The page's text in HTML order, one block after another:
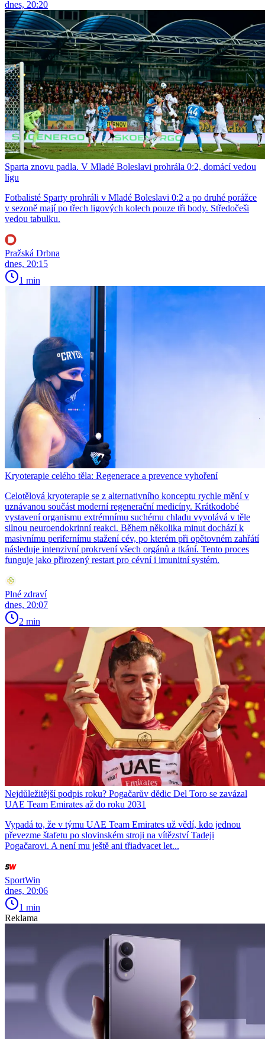
dnes, 20:20
Sparta znovu padla. V Mladé Boleslavi prohrála 0:2, domácí vedou
ligu
Fotbalisté Sparty prohráli v Mladé Boleslavi 0:2 a po druhé porážce
v sezoně mají po třech ligových kolech pouze tři body. Středočeši
vedou tabulku.
Pražská Drbna
dnes, 20:15
1 min
Kryoterapie celého těla: Regenerace a prevence vyhoření
Celotělová kryoterapie se z alternativního konceptu rychle mění v
uznávanou součást moderní regenerační medicíny. Krátkodobé
vystavení organismu extrémnímu suchému chladu vyvolává v těle
silnou neuroendokrinní reakci. Během několika minut dochází k
masivnímu perifernímu stažení cév, po kterém při opětovném zahřátí
následuje intenzivní prokrvení všech orgánů a tkání. Tento proces
funguje jako přirozený restart pro cévní i imunitní systém.
Plné zdraví
dnes, 20:07
2 min
Nejdůležitější podpis roku? Pogačarův dědic Del Toro se zavázal
UAE Team Emirates až do roku 2031
Vypadá to, že v týmu UAE Team Emirates už vědí, kdo jednou
převezme štafetu po slovinském stroji na vítězství Tadeji
Pogačarovi. A není mu ještě ani třiadvacet let...
SportWin
dnes, 20:06
1 min
Reklama